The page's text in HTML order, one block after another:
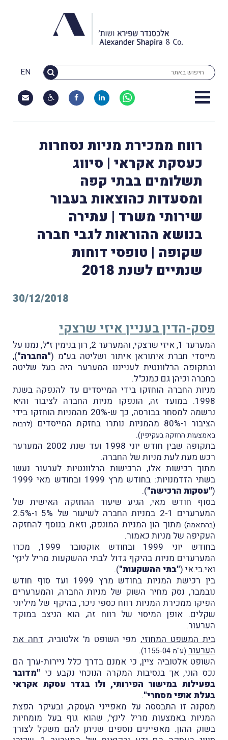
EN
רווח ממכירת מניות נסחרות
כעסקת אקראי | סיווג
תשלומים בבתי קפה
ומסעדות כהוצאות בעבור
שירותי משרד | עתירה
בנושא ההוראות לגבי חברה
שקופה | טופסי דוחות
שנתיים לשנת 2018
30/12/2018
פסק-הדין בעניין איזי שרצקי
המערער 1, איזי שרצקי, והמערער 2, רון בנימין ז"ל, נמנו על
מייסדי חברת איתוראן איתור ושליטה בע"מ ("החברה"),
ובתקופה הרלוונטית לענייננו המערער היה בעל שליטה
בחברה וכיהן גם כמנכ"ל.
מניות החברה הוחזקו בידי המייסדים עד להנפקה בשנת
1998. במועד זה, הונפקו מניות החברה לציבור והיא
נרשמה למסחר בבורסה, כך ש-20% מהמניות הוחזקו בידי
הציבור ו-80% מהמניות נותרו בחזקת המייסדים
(לרבות
באמצעות החזקה בעקיפין).
בתקופה שבין חודש יוני 1998 ועד שנת 2002 המערער
רכש מעת לעת מניות של החברה.
מתוך רכישות אלו, הרכישות הרלוונטיות לערעור נעשו
בשתי הזדמנויות: בחודש מרץ 1999 ובחודש מאי 1999
("עסקות הרכישה").
בסוף חודש מאי, הגיע שיעור ההחזקה האישית של
המערערים 2-1 במניות החברה לשיעור של 5% ו-2.5%
(בהתאמה) מתוך הון המניות המונפק, וזאת בנוסף להחזקה
העקיפה של מניות כאמור.
בחודש יוני 1999 ובחודש אוקטובר 1999, מכרו
המערערים מניות בהיקף גדול לבתי ההשקעות מריל לינץ'
ואי.בי.אי ("בתי ההשקעות").
בין רכישת המניות בחודש מרץ 1999 ועד סוף חודש
נובמבר, נסק מחיר השוק של מניות החברה, והמערערים
הפיקו ממכירת המניות רווח כספי ניכר, בהיקף של מיליוני
שקלים. אופן המיסוי של רווח זה, הוא הניצב במוקד
הערעור.
בית המשפט המחוזי, מפי השופט מ' אלטוביה, דחה את
הערעור (ע"מ 1155-04)
.
השופט אלטוביה ציין, כי אמנם בדרך כלל ניירות-ערך הם
נכס הוני, אך בנסיבות המקרה הנוכחי נקבע כי "מדובר
בפעילות במישור הפירותי, ולו בגדר עסקת אקראי
בעלת אופי מסחרי".
מסקנה זו התבססה על מאפייני העִסקה, ובעיקר הפצת
המניות באמצעות מריל לינץ', שהוא גוף בעל מומחיות
בשוק ההון. מאפיינים נוספים שניתן להם משקל לצורך